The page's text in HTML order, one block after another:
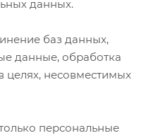
данных.
баз данных,
данные, обработка
целях, несовместимых
персональные